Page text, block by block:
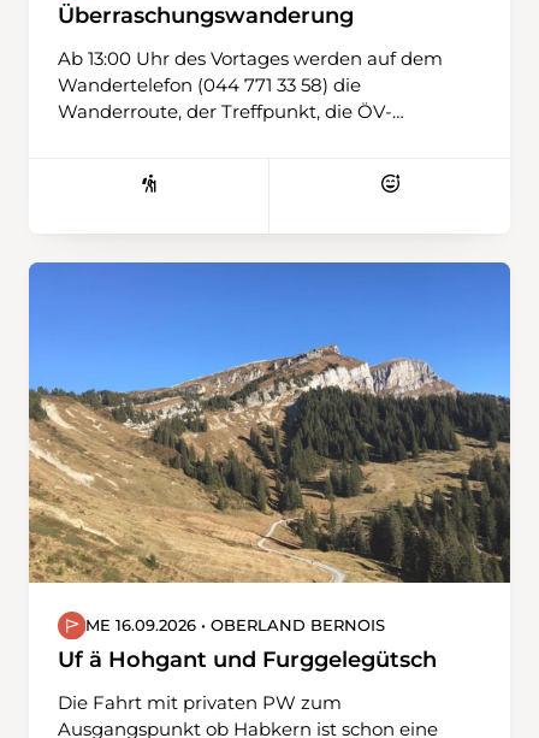
Überraschungswanderung
Ab 13:00 Uhr des Vortages werden auf dem
Wandertelefon (044 771 33 58) die
Wanderroute, der Treffpunkt, die ÖV-
ME 16.09.2026 • OBERLAND BERNOIS
Uf ä Hohgant und Furggelegütsch
Die Fahrt mit privaten PW zum
Ausgangspunkt ob Habkern ist schon eine